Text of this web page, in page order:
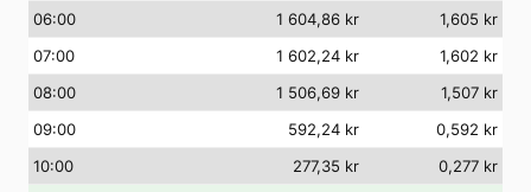
06:00 1 604,86 kr
1,605 kr
07:00 1 602,24 kr
1,602 kr
08:00 1 506,69 kr
1,507 kr
09:00 592,24 kr
0,592 kr
10:00 277,35 kr
0,277 kr